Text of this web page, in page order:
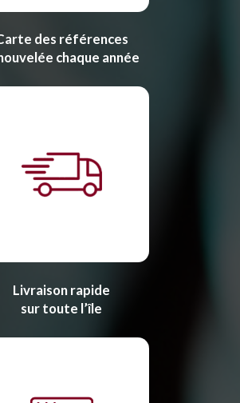
des références
chaque année
Livraison rapide
sur toute l’île